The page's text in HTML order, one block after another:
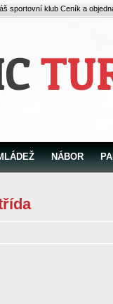
sportovní klub Ceník a
NÁBOR